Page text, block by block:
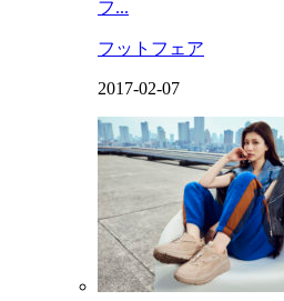
フ...
フットフェア
2017-02-07